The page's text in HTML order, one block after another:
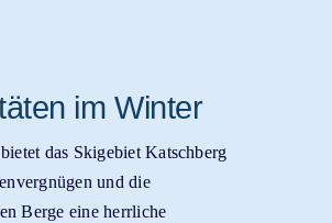
im Winter
das Skigebiet Katschberg
und die
Berge eine herrliche